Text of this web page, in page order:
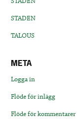
STADEN
TALOUS
META
Logga in
Flöde för inlägg
Flöde för kommentarer